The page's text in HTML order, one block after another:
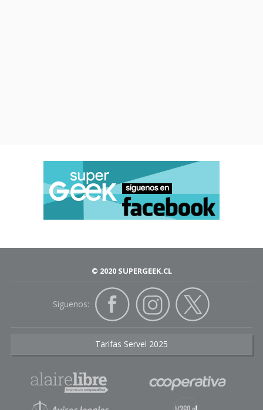
© 2020 SUPERGEEK.CL
Siguenos:
Tarifas Servel 2025